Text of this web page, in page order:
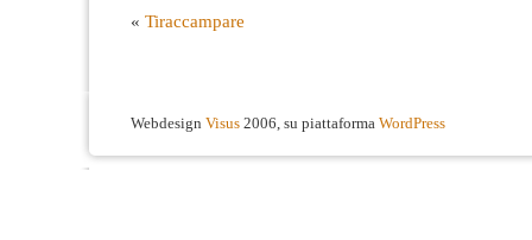
« Tiraccampare
Webdesign Visus 2006, su piattaforma WordPress